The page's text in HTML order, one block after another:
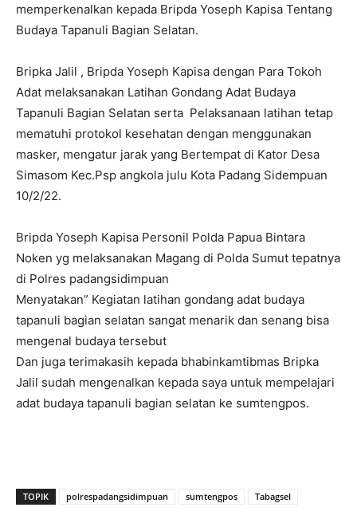
memperkenalkan kepada Bripda Yoseph Kapisa Tentang
Budaya Tapanuli Bagian Selatan.
Bripka Jalil , Bripda Yoseph Kapisa dengan Para Tokoh
Adat melaksanakan Latihan Gondang Adat Budaya
Tapanuli Bagian Selatan serta Pelaksanaan latihan tetap
mematuhi protokol kesehatan dengan menggunakan
masker, mengatur jarak yang Bertempat di Kator Desa
Simasom Kec.Psp angkola julu Kota Padang Sidempuan
10/2/22.
Bripda Yoseph Kapisa Personil Polda Papua Bintara
Noken yg melaksanakan Magang di Polda Sumut tepatnya
di Polres padangsidimpuan
Menyatakan” Kegiatan latihan gondang adat budaya
tapanuli bagian selatan sangat menarik dan senang bisa
mengenal budaya tersebut
Dan juga terimakasih kepada bhabinkamtibmas Bripka
Jalil sudah mengenalkan kepada saya untuk mempelajari
adat budaya tapanuli bagian selatan ke sumtengpos.
TOPIK polrespadangsidimpuan sumtengpos Tabagsel